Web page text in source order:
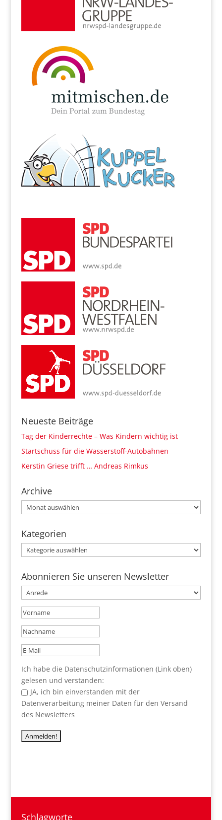
Neueste Beiträge
Tag der Kinderrechte – Was Kindern wichtig ist
Startschuss für die Wasserstoff-Autobahnen
Kerstin Griese trifft … Andreas Rimkus
Archive
Archive
Kategorien
Kategorien
Abonnieren Sie unseren Newsletter
Ich habe die Datenschutzinformationen (Link oben)
gelesen und verstanden:
JA, ich bin einverstanden mit der
Datenverarbeitung meiner Daten für den Versand
des Newsletters
Schlagworte